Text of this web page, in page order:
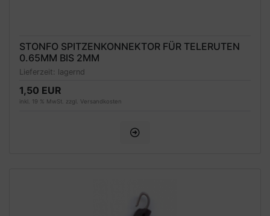
STONFO SPITZENKONNEKTOR FÜR TELERUTEN
0.65MM BIS 2MM
Lieferzeit: lagernd
1,50 EUR
inkl. 19 % MwSt. zzgl. Versandkosten